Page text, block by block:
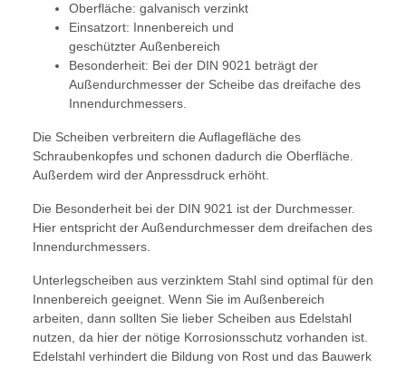
Oberfläche: galvanisch verzinkt
Einsatzort: Innenbereich und
geschützter Außenbereich
Besonderheit: Bei der DIN 9021 beträgt der
Außendurchmesser der Scheibe das dreifache des
Innendurchmessers.
Die Scheiben verbreitern die Auflagefläche des
Schraubenkopfes und schonen dadurch die Oberfläche.
Außerdem wird der Anpressdruck erhöht.
Die Besonderheit bei der DIN 9021 ist der Durchmesser.
Hier entspricht der Außendurchmesser dem dreifachen des
Innendurchmessers.
Unterlegscheiben aus verzinktem Stahl sind optimal für den
Innenbereich geeignet. Wenn Sie im Außenbereich
arbeiten, dann sollten Sie lieber Scheiben aus Edelstahl
nutzen, da hier der nötige Korrosionsschutz vorhanden ist.
Edelstahl verhindert die Bildung von Rost und das Bauwerk